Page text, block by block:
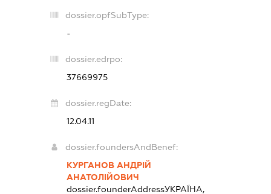
dossier.opfSubType:
-
dossier.edrpo:
37669975
dossier.regDate:
12.04.11
dossier.foundersAndBenef:
КУРГАНОВ АНДРІЙ
АНАТОЛІЙОВИЧ
dossier.founderAddressУКРАЇНА,